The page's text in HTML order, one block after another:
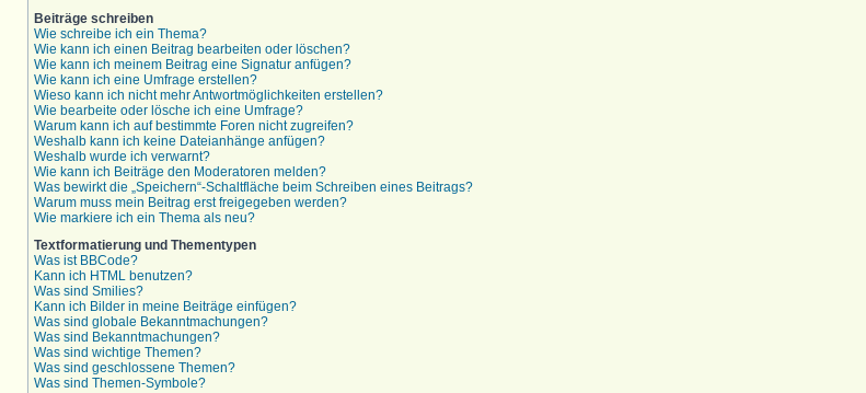
Beiträge schreiben
Wie schreibe ich ein Thema?
Wie kann ich einen Beitrag bearbeiten oder löschen?
Wie kann ich meinem Beitrag eine Signatur anfügen?
Wie kann ich eine Umfrage erstellen?
Wieso kann ich nicht mehr Antwortmöglichkeiten erstellen?
Wie bearbeite oder lösche ich eine Umfrage?
Warum kann ich auf bestimmte Foren nicht zugreifen?
Weshalb kann ich keine Dateianhänge anfügen?
Weshalb wurde ich verwarnt?
Wie kann ich Beiträge den Moderatoren melden?
Was bewirkt die „Speichern“-Schaltfläche beim Schreiben eines Beitrags?
Warum muss mein Beitrag erst freigegeben werden?
Wie markiere ich ein Thema als neu?
Textformatierung und Thementypen
Was ist BBCode?
Kann ich HTML benutzen?
Was sind Smilies?
Kann ich Bilder in meine Beiträge einfügen?
Was sind globale Bekanntmachungen?
Was sind Bekanntmachungen?
Was sind wichtige Themen?
Was sind geschlossene Themen?
Was sind Themen-Symbole?